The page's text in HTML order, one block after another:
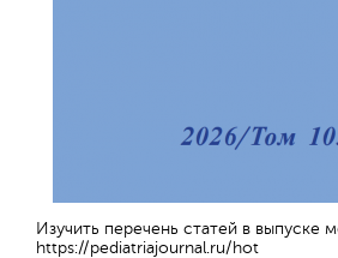
Изучить перечень статей в выпуске
https://pediatriajournal.ru/hot